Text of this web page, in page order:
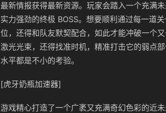
最新情报获得最新资源。玩家会踏入一个充满
实力强劲的终极 BOSS。想要顺利通过每一道
位，还得和队友默契配合，如此才能冲破一个
激光光束，还得找准时机，精准打击它的弱点
水平都是不小的考验。
[虎牙奶瓶加速器]
游戏精心打造了一个广袤又充满奇幻色彩的近